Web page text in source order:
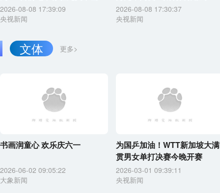
2026-08-08 17:39:09
央视新闻
2026-08-08 17:30:37
央视新闻
更多>
文体
书画润童心 欢乐庆六一
2026-06-02 09:05:22
大象新闻
为国乒加油！WTT新加坡大满
贯男女单打决赛今晚开赛
2026-03-01 09:39:11
央视新闻